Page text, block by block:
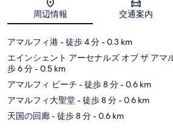
地図
周辺情報 交通案内
アマルフィ港- 徒歩 4 分- 0.3 km
エインシェント アーセナルズ オブ ザ アマ
歩 6 分- 0.5 km
アマルフィ ビーチ - 徒歩 8 分- 0.6 km
アマルフィ大聖堂- 徒歩 8 分- 0.6 km
天国の回廊- 徒歩 8 分- 0.6 km